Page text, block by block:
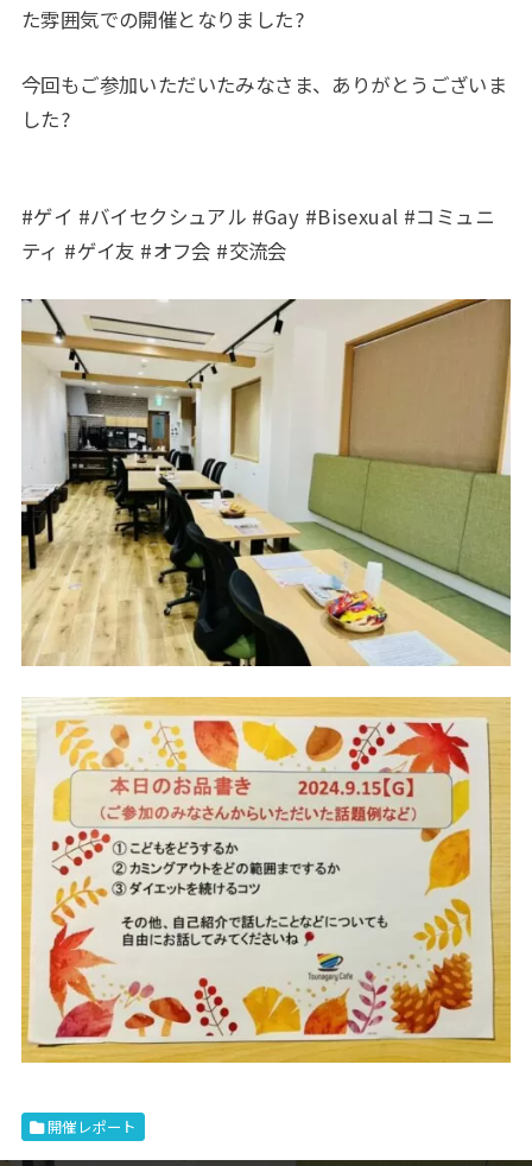
た雰囲気での開催となりました?
今回もご参加いただいたみなさま、ありがとうございま
した?
#ゲイ #バイセクシュアル #Gay #Bisexual #コミュニ
ティ #ゲイ友 #オフ会 #交流会
開催レポート